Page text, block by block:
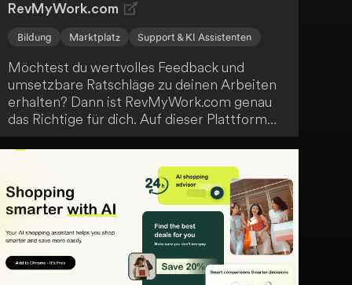
RevMyWork.com
Bildung Marktplatz Support & KI Assistenten
Möchtest du wertvolles Feedback und
umsetzbare Ratschläge zu deinen Arbeiten
erhalten? Dann ist RevMyWork.com genau
das Richtige für dich. Auf dieser Plattform
kannst du deine Arbeiten zur Überprüfung
durch Experten einreichen. Gleichzeitig
können sich Experten schnell anmelden und
ihr Wissen monetarisieren, indem sie
anderen dabei helfen, ihre Fähigkeiten zu
verbessern. RevMyWork.com bringt
Menschen zusammen, die ihre Arbeit
perfektionieren möchten, und Fachleute, die
ihr Wissen teilen wollen.